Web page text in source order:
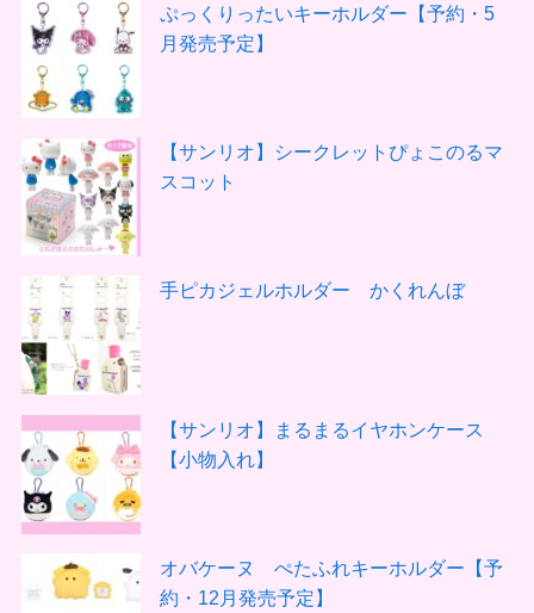
ぷっくりったいキーホルダー【予約・5
月発売予定】
【サンリオ】シークレットぴょこのるマ
スコット
手ピカジェルホルダー かくれんぼ
【サンリオ】まるまるイヤホンケース
【小物入れ】
オバケーヌ ぺたふれキーホルダー【予
約・12月発売予定】